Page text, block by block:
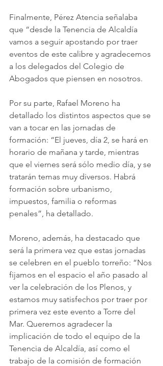
Finalmente, Pérez Atencia señalaba
que “desde la Tenencia de Alcaldía
vamos a seguir apostando por traer
eventos de este calibre y agradecemos
a los delegados del Colegio de
Abogados que piensen en nosotros.
Por su parte, Rafael Moreno ha
detallado los distintos aspectos que se
van a tocar en las jornadas de
formación: “El jueves, día 2, se hará en
horario de mañana y tarde, mientras
que el viernes será sólo medio día, y se
tratarán temas muy diversos. Habrá
formación sobre urbanismo,
impuestos, familia o reformas
penales”, ha detallado.
Moreno, además, ha destacado que
será la primera vez que estas jornadas
se celebren en el pueblo torreño: “Nos
fijamos en el espacio el año pasado al
ver la celebración de los Plenos, y
estamos muy satisfechos por traer por
primera vez este evento a Torre del
Mar. Queremos agradecer la
implicación de todo el equipo de la
Tenencia de Alcaldía, así como el
trabajo de la comisión de formación